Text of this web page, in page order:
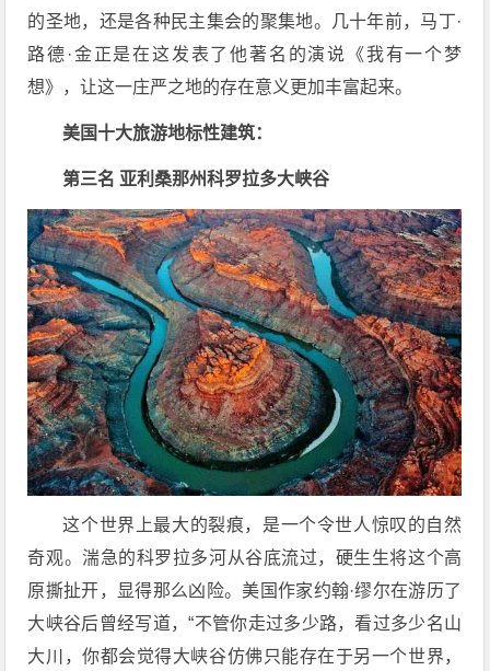
的圣地，还是各种民主集会的聚集地。几十年前，马丁·
路德·金正是在这发表了他著名的演说《我有一个梦
想》，让这一庄严之地的存在意义更加丰富起来。
美国十大旅游地标性建筑：
第三名 亚利桑那州科罗拉多大峡谷
这个世界上最大的裂痕，是一个令世人惊叹的自然
奇观。湍急的科罗拉多河从谷底流过，硬生生将这个高
原撕扯开，显得那么凶险。美国作家约翰·缪尔在游历了
大峡谷后曾经写道，“不管你走过多少路，看过多少名山
大川，你都会觉得大峡谷仿佛只能存在于另一个世界，